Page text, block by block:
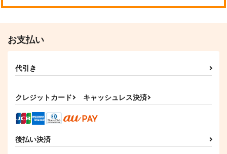
お支払い
代引き
クレジットカード キャッシュレス決済
後払い決済